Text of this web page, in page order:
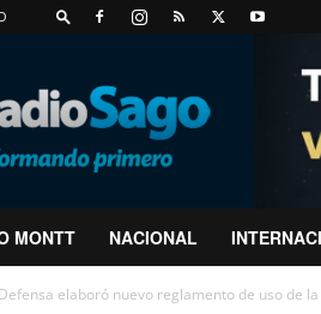
MONTT NACIONAL
Defensa elaboró nuevo reglamento de uso de la